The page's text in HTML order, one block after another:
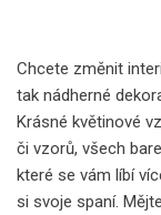
Chcete změnit
tak nádherné
Krásné květinové
či vzorů, všech
které se vám líbí
si svoje spaní.